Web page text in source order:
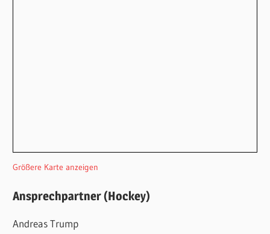
Größere Karte anzeigen
Ansprechpartner (Hockey)
Andreas Trump